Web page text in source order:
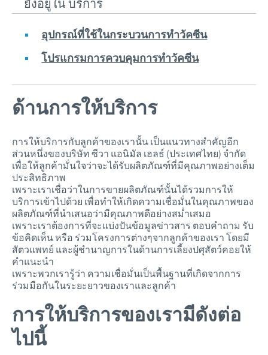
ผู้ร่วมธุรกิจ และร่วมพัฒนางานวิจัยทางวิทยาศาสตร์
นักศึกษาฝึกงาน
ยังอยู่ใน บริการ
อุปกรณ์ที่ใช้ในกระบวนการทำวัคซีน
โปรแกรมการควบคุมการทำวัคซีน
ด้านการให้บริการ
การให้บริการกับลูกค้าของเรานั้น เป็นแนวทางสำคัญอีก
ส่วนหนึ่งของบริษัท ซีวา แอนิมัล เฮลธ์ (ประเทศไทย) จำกัด
เพื่อให้ลูกค้ามั่นใจว่าจะได้รับผลิตภัณฑ์ที่มีคุณภาพอย่างเต็ม
ประสิทธิภาพ
เพราะเราเชื่อว่าในการขายผลิตภัณฑ์นั้นได้รวมการให้
บริการเข้าไปด้วย เพื่อทำให้เกิดความเชื่อมั่นในคุณภาพของ
ผลิตภัณฑ์ที่นำเสนอว่ามีคุณภาพดีอย่างสม่ำเสมอ
เพราะเราต้องการที่จะแบ่งปันข้อมูลข่าวสาร ตอบคำถาม รับ
ข้อคิดเห็น หรือ ร่วมโครงการต่างๆจากลูกค้าของเรา โดยมี
สัตวแพทย์ และผู้ชำนาญการในด้านการเลี้ยงปศุสัตว์คอยให้
คำแนะนำ
เพราะพวกเรารู้ว่า ความเชื่อมั่นเป็นพื้นฐานที่เกิดจากการ
ร่วมมือกันในระยะยาวของเราและลูกค้า
การให้บริการของเรามีดังต่อ
ไปนี้